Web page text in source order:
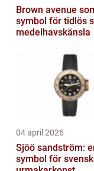
Brown avenue
symbol för tidlös
medelhavskänsla
04 april 2026
Sjöö sandström:
symbol för svensk